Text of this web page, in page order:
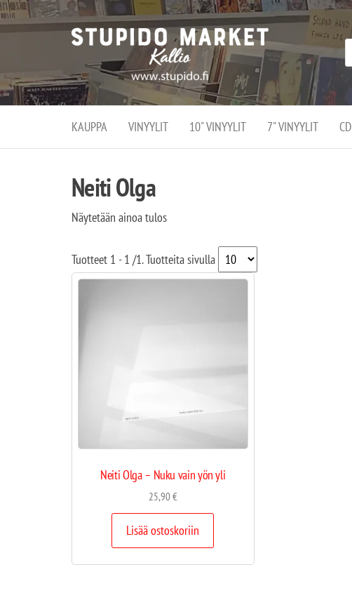
Stupido
Market –
verkossa
ja
kivijalassa
Stupido Market on
vaihtoehtomusaan
erikoistunut
verkko- sekä
kivijalkakauppa
Helsingissä
Kallion
KAUPPA VINYYLIT 10" VINYYLIT 7" VINYYLIT CD
Neiti Olga
Näytetään ainoa tulos
Tuotteet 1 - 1 /1. Tuotteita sivulla
Neiti Olga – Nuku vain yön yli
25,90€
Lisää ostoskoriin